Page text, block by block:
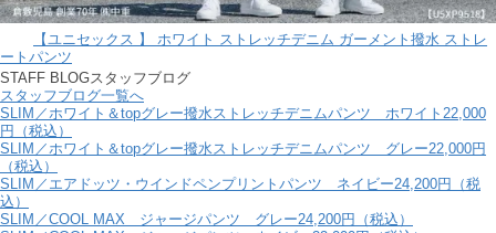
【ユニセックス 】 ホワイト ストレッチデニム ガーメント撥水 ストレ
ートパンツ
STAFF BLOGスタッフブログ
スタッフブログ一覧へ
SLIM／ホワイト＆topグレー撥水ストレッチデニムパンツ ホワイト 22,000
円（税込）
SLIM／ホワイト＆topグレー撥水ストレッチデニムパンツ グレー22,000円
（税込）
SLIM／エアドッツ・ウインドペンプリントパンツ ネイビー24,200円（税
込）
SLIM／COOL MAX ジャージパンツ グレー24,200円（税込）